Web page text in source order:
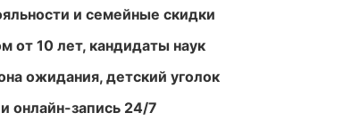
и семейные скидки
от 10 лет, кандидаты наук
ожидания, детский уголок
онлайн-запись 24/7